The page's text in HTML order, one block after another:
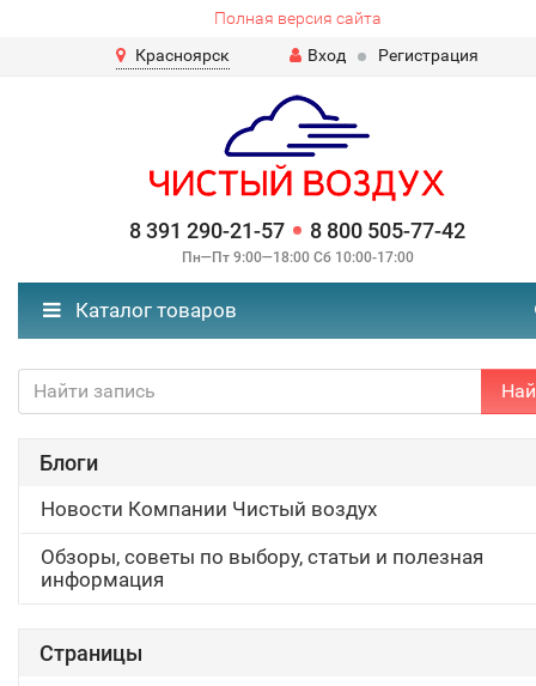
Полная версия сайта
Красноярск
Вход Регистрация
8 391 290-21-57 8 800 505-77-42
Пн—Пт 9:00—18:00 Сб 10:00-17:00
Каталог товаров
Блоги
Новости Компании Чистый воздух
Обзоры, советы по выбору, статьи и полезная
информация
Страницы